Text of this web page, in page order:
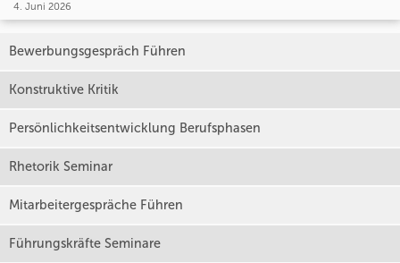
4. Juni 2026
Bewerbungsgespräch Führen
Konstruktive Kritik
Persönlichkeitsentwicklung Berufsphasen
Rhetorik Seminar
Mitarbeitergespräche Führen
Führungskräfte Seminare